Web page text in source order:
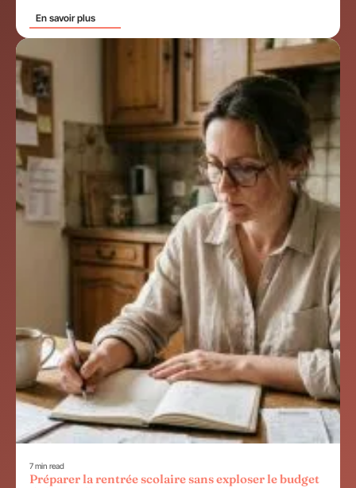
En savoir plus
7 min read
Préparer la rentrée scolaire sans exploser le budget